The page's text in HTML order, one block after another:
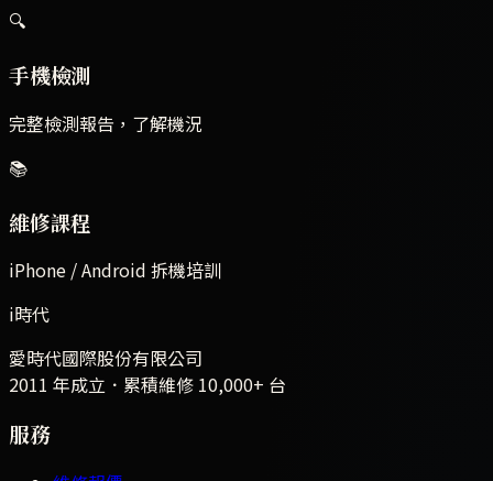
🔍
手機檢測
完整檢測報告，了解機況
📚
維修課程
iPhone / Android 拆機培訓
i時代
愛時代國際股份有限公司
2011 年成立．累積維修 10,000+ 台
服務